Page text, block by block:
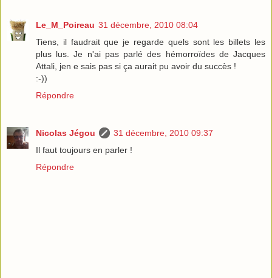
Le_M_Poireau 31 décembre, 2010 08:04
Tiens, il faudrait que je regarde quels sont les billets les
plus lus. Je n'ai pas parlé des hémorroïdes de Jacques
Attali, jen e sais pas si ça aurait pu avoir du succès !
:-))
Répondre
Nicolas Jégou
31 décembre, 2010 09:37
Il faut toujours en parler !
Répondre